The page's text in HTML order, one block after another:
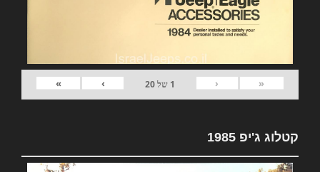
«
‹
1 של20
›
»
קטלוג ג'יפ 1985